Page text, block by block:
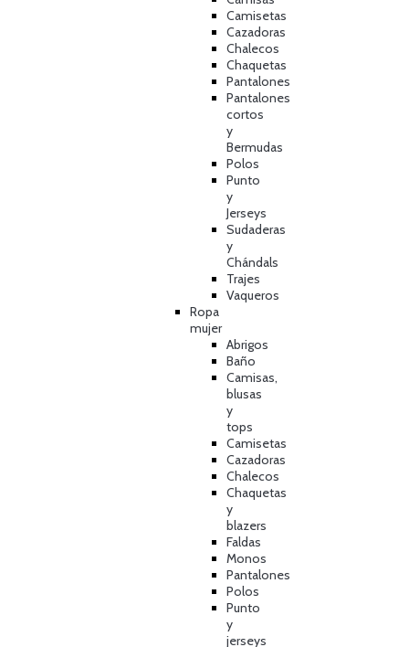
Camisetas
Cazadoras
Chalecos
Chaquetas
Pantalones
Pantalones
cortos
y
Bermudas
Polos
Punto
y
Jerseys
Sudaderas
y
Chándals
Trajes
Vaqueros
Ropa
mujer
Abrigos
Baño
Camisas,
blusas
y
tops
Camisetas
Cazadoras
Chalecos
Chaquetas
y
blazers
Faldas
Monos
Pantalones
Polos
Punto
y
jerseys